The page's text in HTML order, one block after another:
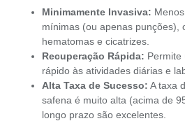
Minimamente Invasiva:
mínimas (ou apenas punções),
hematomas e cicatrizes.
Recuperação Rápida: Permite
rápido às atividades diárias e
Alta Taxa de Sucesso: A taxa
safena é muito alta (acima de
longo prazo são excelentes.